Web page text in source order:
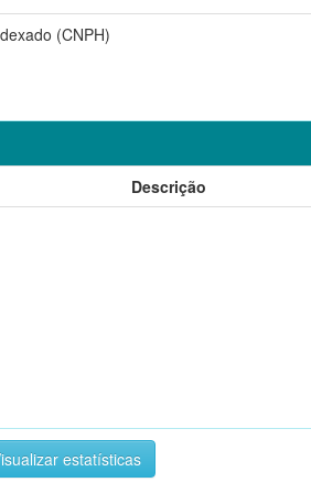
(CNPH)
Descrição
estatísticas